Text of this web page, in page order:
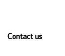
Contact us